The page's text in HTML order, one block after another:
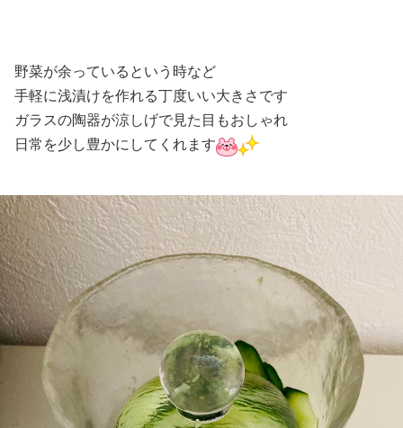
野菜が余っているという時など
手軽に浅漬けを作れる丁度いい大きさです
ガラスの陶器が涼しげで見た目もおしゃれ
日常を少し豊かにしてくれます